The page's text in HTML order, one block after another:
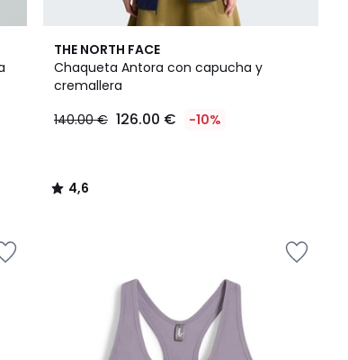
THE NORTH FACE
Chaqueta Antora con capucha y
cremallera
140.00 € 126.00 € -10%
4,6
/ 5
4,6
/